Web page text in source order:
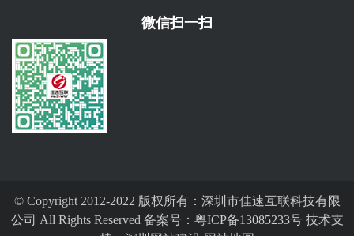
微信扫一扫
© Copyright 2012-2022 版权所有：深圳市佳速互联科技有限
公司 All Rights Reserved 备案号： 粤ICP备13085233号技术支